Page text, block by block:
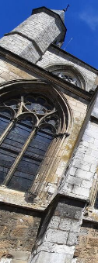
Aller
au
contenu
principal